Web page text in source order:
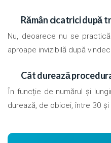
Rămân cicatrici după
Nu, deoarece nu se
aproape invizibilă după
Cât durează
În funcție de numărul și
durează, de obicei, între 30